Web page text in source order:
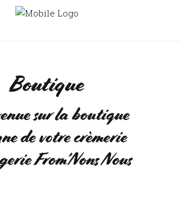
Boutique
sur la boutique
de votre crèmerie
From’Nons Nous